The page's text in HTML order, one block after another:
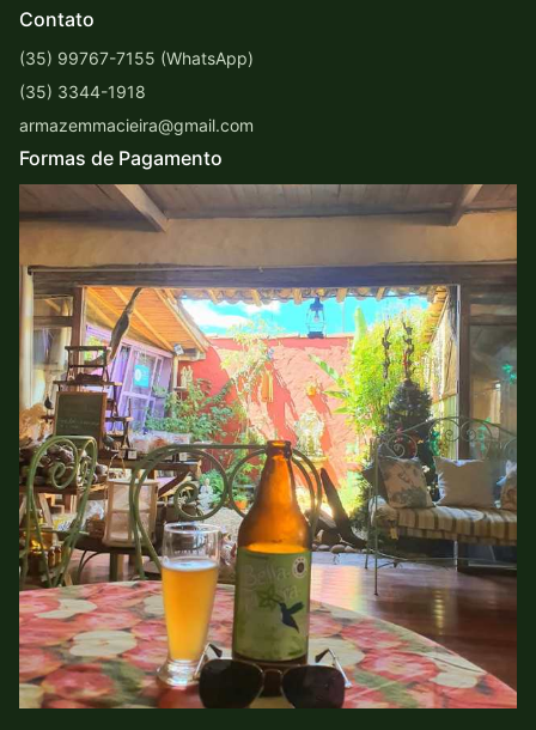
Contato
(35) 99767-7155 (WhatsApp)
(35) 3344-1918
armazemmacieira@gmail.com
Formas de Pagamento